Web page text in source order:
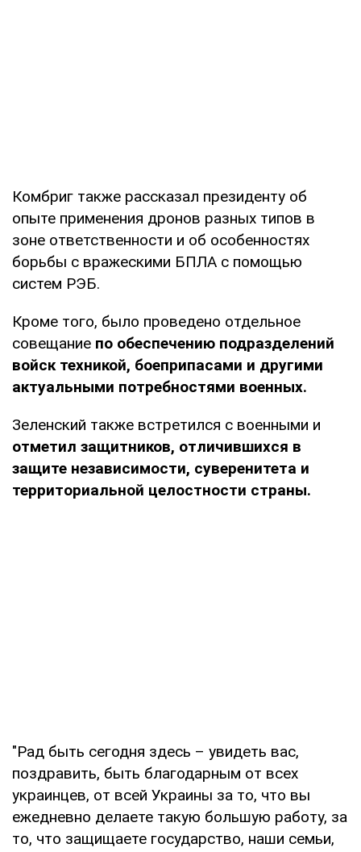
Комбриг также рассказал президенту об
опыте применения дронов разных типов в
зоне ответственности и об особенностях
борьбы с вражескими БПЛА с помощью
систем РЭБ.
Кроме того, было проведено отдельное
совещание по обеспечению подразделений
войск техникой, боеприпасами и другими
актуальными потребностями военных.
Зеленский также встретился с военными и
отметил защитников, отличившихся в
защите независимости, суверенитета и
территориальной целостности страны.
"Рад быть сегодня здесь – увидеть вас,
поздравить, быть благодарным от всех
украинцев, от всей Украины за то, что вы
ежедневно делаете такую большую работу, за
то, что защищаете государство, наши семьи,